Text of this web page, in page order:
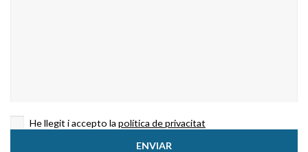
He llegit i accepto la política de privacitat